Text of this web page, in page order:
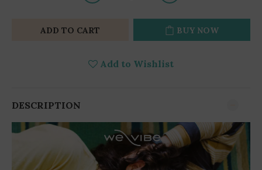
ADD TO CART BUY NOW
Add to Wishlist
DESCRIPTION